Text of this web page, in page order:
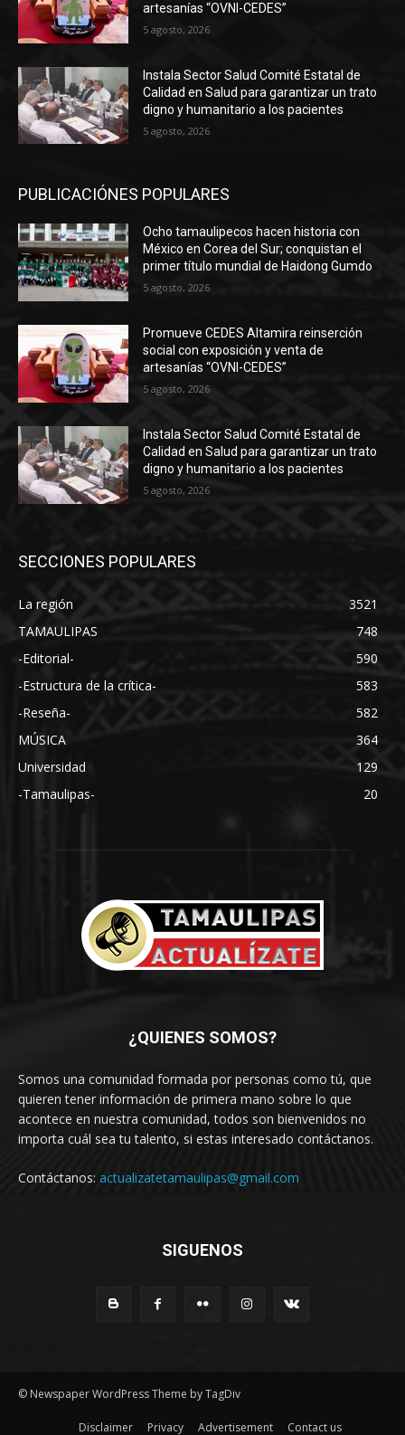
artesanías “OVNI-CEDES”
5 agosto, 2026
Instala Sector Salud Comité Estatal de
Calidad en Salud para garantizar un trato
digno y humanitario a los pacientes
5 agosto, 2026
PUBLICACIÓNES POPULARES
Ocho tamaulipecos hacen historia con
México en Corea del Sur; conquistan el
primer título mundial de Haidong Gumdo
5 agosto, 2026
Promueve CEDES Altamira reinserción
social con exposición y venta de
artesanías “OVNI-CEDES”
5 agosto, 2026
Instala Sector Salud Comité Estatal de
Calidad en Salud para garantizar un trato
digno y humanitario a los pacientes
5 agosto, 2026
SECCIONES POPULARES
La región
3521
TAMAULIPAS
748
-Editorial-
590
-Estructura de la crítica-
583
-Reseña-
582
MÚSICA
364
Universidad
129
-Tamaulipas-
20
¿QUIENES SOMOS?
Somos una comunidad formada por personas como tú, que
quieren tener información de primera mano sobre lo que
acontece en nuestra comunidad, todos son bienvenidos no
importa cuál sea tu talento, si estas interesado contáctanos.
Contáctanos: actualizatetamaulipas@gmail.com
SIGUENOS
© Newspaper WordPress Theme by TagDiv
Disclaimer Privacy Advertisement Contact us